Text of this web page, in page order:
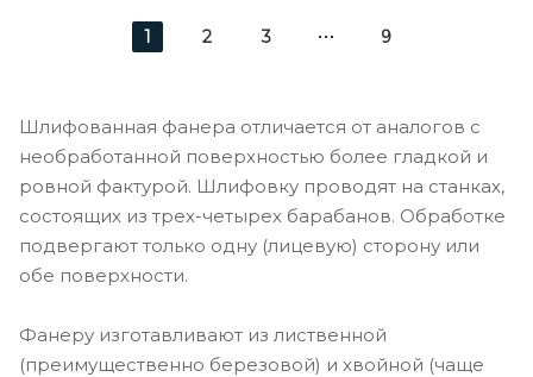
1 2 3 9
Шлифованная фанера отличается от аналогов с
необработанной поверхностью более гладкой и
ровной фактурой. Шлифовку проводят на станках,
состоящих из трех-четырех барабанов. Обработке
подвергают только одну (лицевую) сторону или
обе поверхности.
Фанеру изготавливают из лиственной
(преимущественно березовой) и хвойной (чаще